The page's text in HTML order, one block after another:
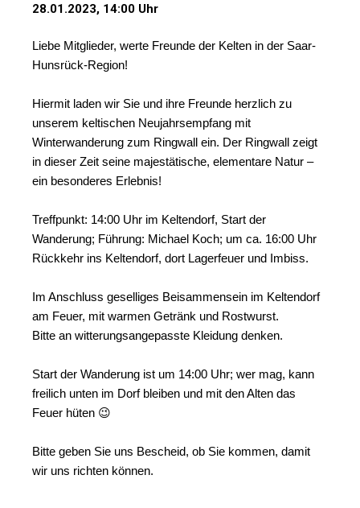
28.01.2023, 14:00 Uhr
Liebe Mitglieder, werte Freunde der Kelten in der Saar-
Hunsrück-Region!
Hiermit laden wir Sie und ihre Freunde herzlich zu
unserem keltischen Neujahrsempfang mit
Winterwanderung zum Ringwall ein. Der Ringwall zeigt
in dieser Zeit seine majestätische, elementare Natur –
ein besonderes Erlebnis!
Treffpunkt: 14:00 Uhr im Keltendorf, Start der
Wanderung; Führung: Michael Koch; um ca. 16:00 Uhr
Rückkehr ins Keltendorf, dort Lagerfeuer und Imbiss.
Im Anschluss geselliges Beisammensein im Keltendorf
am Feuer, mit warmen Getränk und Rostwurst.
Bitte an witterungsangepasste Kleidung denken.
Start der Wanderung ist um 14:00 Uhr; wer mag, kann
freilich unten im Dorf bleiben und mit den Alten das
Feuer hüten 😉
Bitte geben Sie uns Bescheid, ob Sie kommen, damit
wir uns richten können.